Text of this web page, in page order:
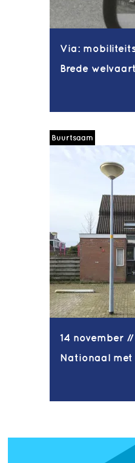
Via:
Brede welvaart
Buurtsaam
14 november
Nationaal met